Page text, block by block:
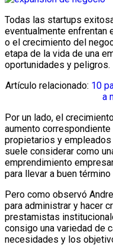
Todas las startups
eventualmente enfrentan
o el crecimiento del
etapa de la vida de una
oportunidades y peligros.
Artículo relacionado: 10
a
Por un lado, el
aumento
propietarios y
suele considerar como
emprendimiento
para llevar a buen
Pero como observó
para administrar y hacer
prestamistas
consigo una variedad de
necesidades y los